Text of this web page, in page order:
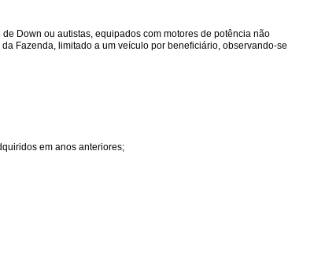
Down ou autistas, equipados com motores de potência não
Fazenda, limitado a um veículo por beneficiário, observando-se
em anos anteriores;